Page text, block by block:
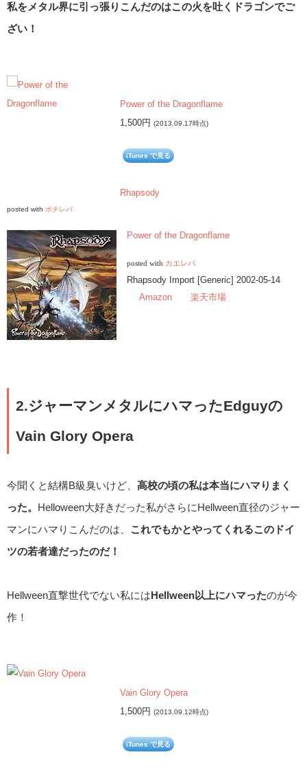
私をメタル界に引っ張りこんだのはこの火を吐くドラゴンでご
ざい！
Power of the Dragonflame
1,500円 (2013.09.17時点)
iTunes で見る
Rhapsody
posted with ポチレバ
Power of the Dragonflame
posted with カエレバ
Rhapsody Import [Generic] 2002-05-14
Amazon
楽天市場
2.ジャーマンメタルにハマったEdguyの
Vain Glory Opera
今聞くと結構B級臭いけど、 高校の頃の私は本当にハマりまく
った。 Helloween大好きだった私がさらにHellween直径のジャー
マンにハマりこんだのは、 これでもかとやってくれるこのドイ
ツの若者達だったのだ！
Hellween直撃世代でない私にはHellween以上にハマったのが今
作！
Vain Glory Opera
1,500円 (2013.09.12時点)
iTunes で見る